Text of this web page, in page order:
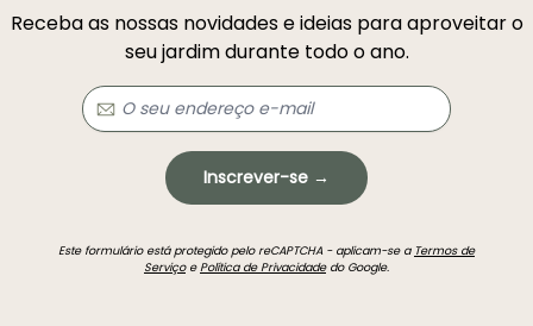
Receba as nossas novidades e ideias para aproveitar o
seu jardim durante todo o ano.
Inscrever-se →
Este formulário está protegido pelo reCAPTCHA - aplicam-se a Termos de
ServiçoePolítica de Privacidadedo Google.